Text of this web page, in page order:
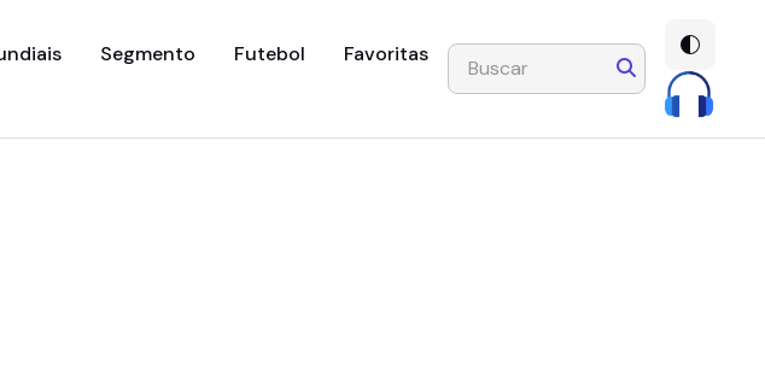
Segmento Futebol Favoritas